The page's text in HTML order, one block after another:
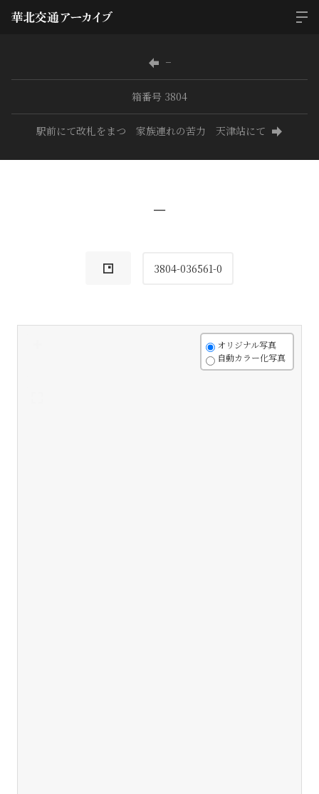
−
箱番号 3804
駅前にて改札をまつ 家族連れの苦力 天津站にて
−
3804-036561-0
オリジナル写真
自動カラー化写真